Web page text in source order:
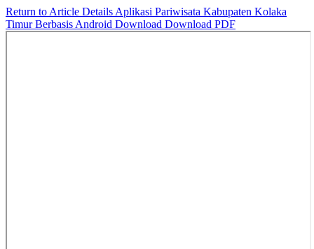
Return to Article Details Aplikasi Pariwisata Kabupaten Kolaka
Timur Berbasis Android Download Download PDF